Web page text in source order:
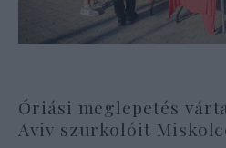
Óriási meglepetés
Aviv szurkolóit